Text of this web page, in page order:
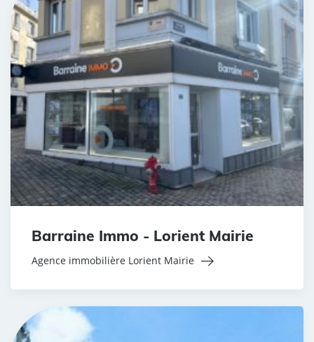
Barraine Immo - Lorient Mairie
Agence immobilière Lorient Mairie